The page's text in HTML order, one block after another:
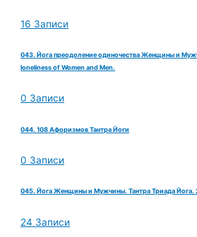
16 Записи
043. Йога преодоление одиночества Женщины и
loneliness of Women and Men.
0 Записи
044. 108 Афоризмов Тантра Йоги
0 Записи
045. Йога Женщины и Мужчины. Тантра Триада Йога.
24 Записи